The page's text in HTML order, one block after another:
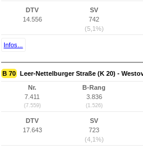
DTV
14.556
SV
742
(5,1%)
Infos...
B 70 Leer-Nettelburger Straße (K 20) -
Nr.
7.411
(7.559)
B-Rang
3.836
(1.526)
DTV
17.643
SV
723
(4,1%)